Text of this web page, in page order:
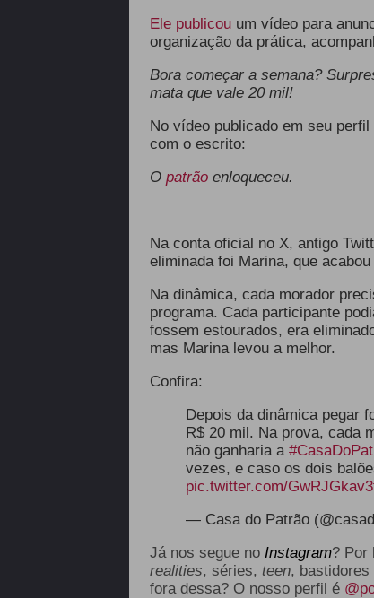
Ele publicouum vídeo para
organização da prática,
Bora começar a semana?
mata que vale 20 mil!
No vídeo publicado em seu perfil
com o escrito:
O patrão enloqueceu.
Na conta oficial no X, antigo
eliminada foi Marina, que
Na dinâmica, cada morador
programa. Cada participante
fossem estourados, era
mas Marina levou a melhor.
Confira:
Depois da dinâmica pegar
R$ 20 mil. Na prova, cada
não ganharia a
vezes, e caso os dois
pic.twitter.com/
— Casa do Patrão
Já nos segue no Instagram? Por
realities, séries, teen, bastidores
fora dessa? O nosso perfil é